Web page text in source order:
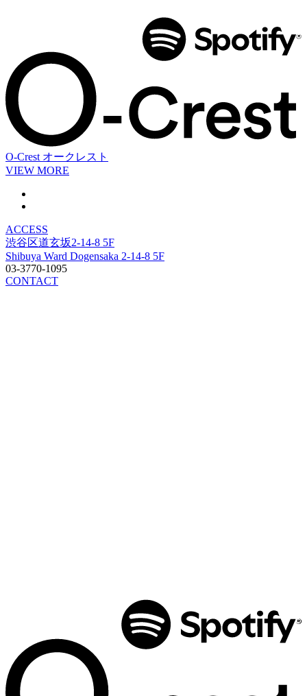
O-Crest オークレスト
VIEW MORE
ACCESS
渋谷区道玄坂2-14-8 5F
Shibuya Ward Dogensaka 2-14-8 5F
03-3770-1095
CONTACT